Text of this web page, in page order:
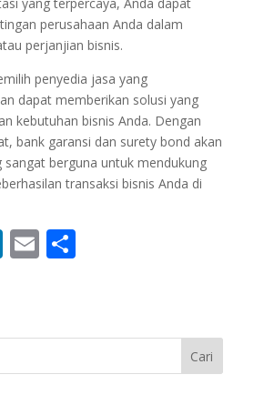
yang terpercaya, Anda dapat
perusahaan Anda dalam
perjanjian bisnis.
penyedia jasa yang
dapat memberikan solusi yang
kebutuhan bisnis Anda. Dengan
bank garansi dan surety bond akan
berguna untuk mendukung
transaksi bisnis Anda di
Li
e
E
l
S
e